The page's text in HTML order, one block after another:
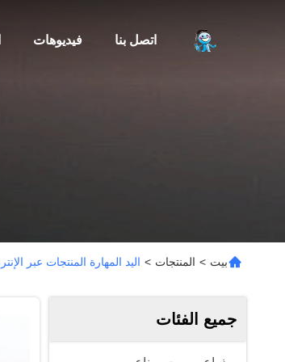
فيديوهات اتصل بنا
بيت > المنتجات > اليد المهارة المنتجات عبر
جميع الفئات